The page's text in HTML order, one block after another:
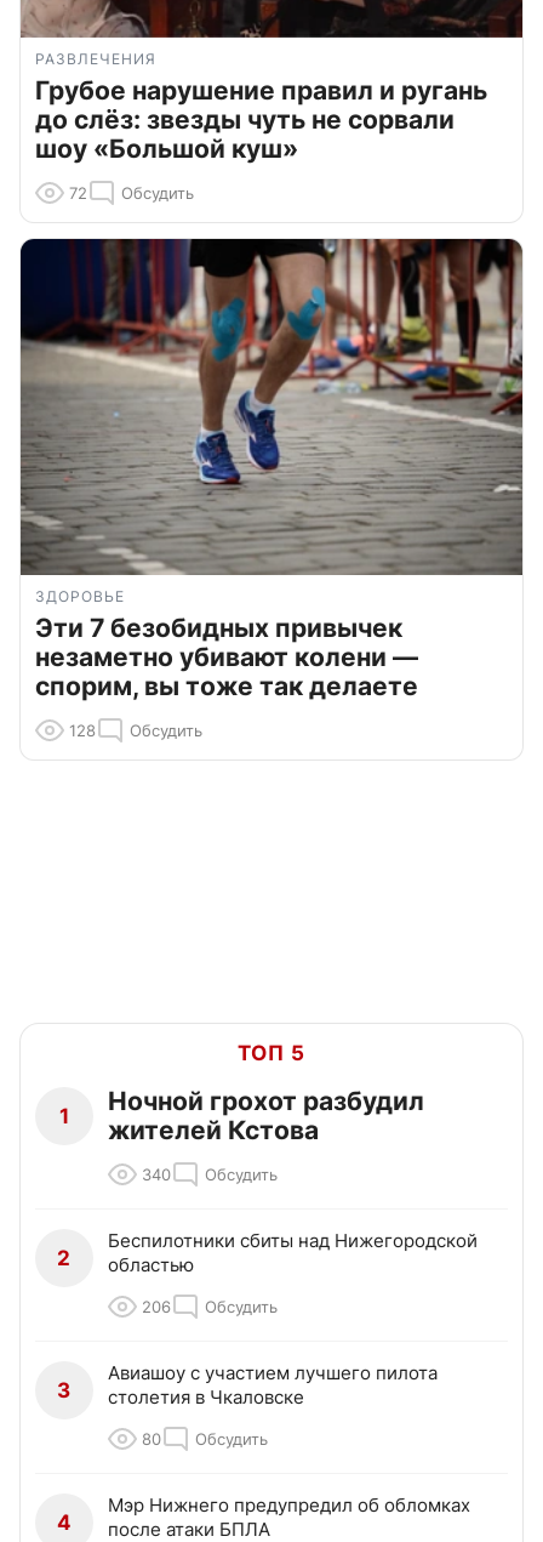
РАЗВЛЕЧЕНИЯ
Грубое нарушение правил и ругань
до слёз: звезды чуть не сорвали
шоу «Большой куш»
72 Обсудить
ЗДОРОВЬЕ
Эти 7 безобидных привычек
незаметно убивают колени —
спорим, вы тоже так делаете
128 Обсудить
ТОП 5
1
Ночной грохот разбудил
жителей Кстова
340 Обсудить
2
Беспилотники сбиты над Нижегородской
областью
206 Обсудить
3
Авиашоу с участием лучшего пилота
столетия в Чкаловске
80 Обсудить
4
Мэр Нижнего предупредил об обломках
после атаки БПЛА